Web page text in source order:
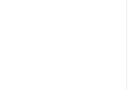
stronie pochodzą z
przez nas, a część
z którymi współpracujemy
i zdjęciami.